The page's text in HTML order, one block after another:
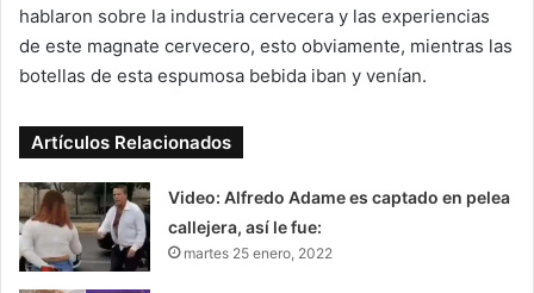
hablaron sobre la industria cervecera y las experiencias
de este magnate cervecero, esto obviamente, mientras las
botellas de esta espumosa bebida iban y venían.
Artículos Relacionados
Video: Alfredo Adame es captado en pelea
callejera, así le fue:
martes 25 enero, 2022